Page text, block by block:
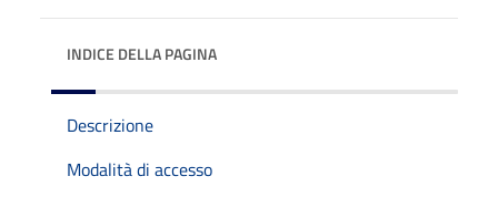
INDICE DELLA PAGINA
Descrizione
Modalità di accesso